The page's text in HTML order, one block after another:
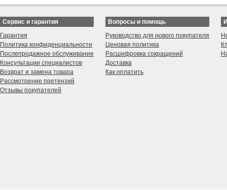
Сервис и гарантия
Гарантия
Политика конфиденциальности
Послепродажное обслуживание
Консультации специалистов
Возврат и замена товара
Рассмотрение претензий
Отзывы покупателей
Вопросы и помощь
Руководство для нового покупателя
Ценовая политика
Расшифровка сокращений
Доставка
Как оплатить